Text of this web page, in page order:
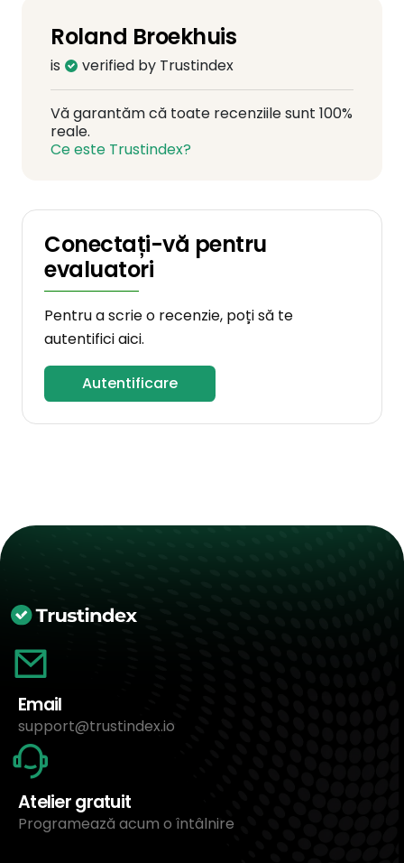
Roland Broekhuis
is verified by Trustindex
Vă garantăm că toate recenziile sunt 100%
reale.
Ce este Trustindex?
Conectați-vă pentru
evaluatori
Pentru a scrie o recenzie, poți să te
autentifici aici.
Autentificare
Email
support@trustindex.io
Atelier gratuit
Programează acum o întâlnire